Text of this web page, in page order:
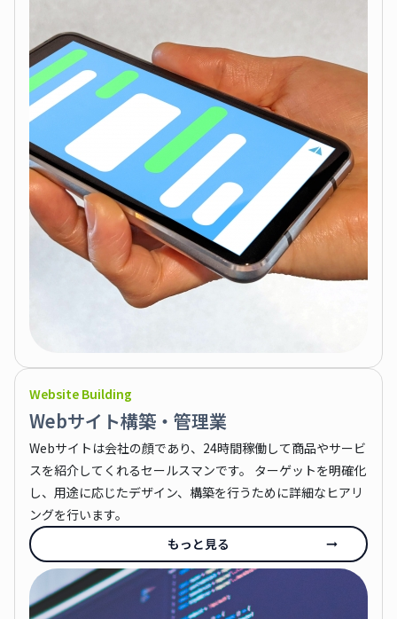
Website Building
Webサイト構築・管理業
Webサイトは会社の顔であり、24時間稼働して商品やサービ
スを紹介してくれるセールスマンです。 ターゲットを明確化
し、用途に応じたデザイン、構築を行うために詳細なヒアリ
ングを行います。
もっと見る